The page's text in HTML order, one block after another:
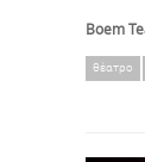
Boem
θέατρο